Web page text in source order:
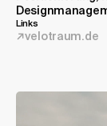
Links
velotraum.de